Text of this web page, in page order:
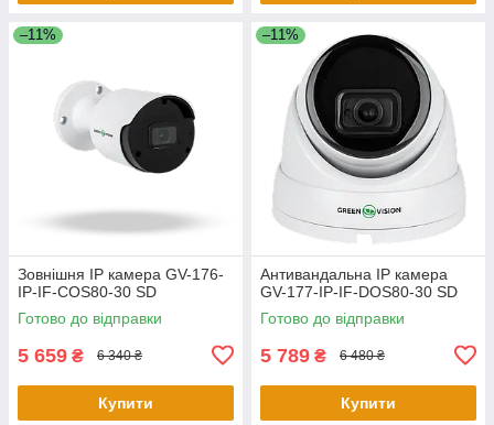
–11%
Зовнішня IP камера GV-176-
IP-IF-COS80-30 SD
Готово до відправки
5 659 ₴ 6 340 ₴
Купити
–11%
Антивандальна IP камера
GV-177-IP-IF-DOS80-30 SD
Готово до відправки
5 789 ₴ 6 480 ₴
Купити